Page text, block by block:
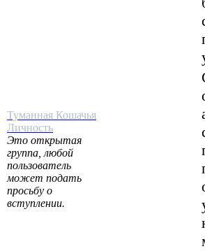
Туманная Кошачья
Личность
Это открытая
группа, любой
пользователь
может подать
просьбу о
вступлении.